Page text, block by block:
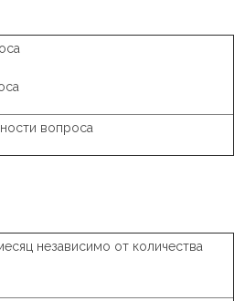
вопроса
независимо от количества